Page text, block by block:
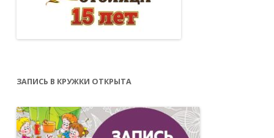
ЗАПИСЬ В КРУЖКИ ОТКРЫТА